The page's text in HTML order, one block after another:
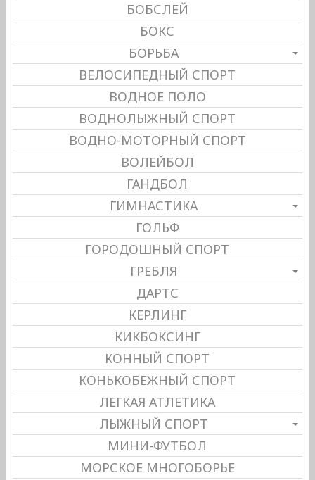
БОБСЛЕЙ
БОКС
БОРЬБА
ВЕЛОСИПЕДНЫЙ СПОРТ
ВОДНОЕ ПОЛО
ВОДНОЛЫЖНЫЙ СПОРТ
ВОДНО-МОТОРНЫЙ СПОРТ
ВОЛЕЙБОЛ
ГАНДБОЛ
ГИМНАСТИКА
ГОЛЬФ
ГОРОДОШНЫЙ СПОРТ
ГРЕБЛЯ
ДАРТС
КЕРЛИНГ
КИКБОКСИНГ
КОННЫЙ СПОРТ
КОНЬКОБЕЖНЫЙ СПОРТ
ЛЕГКАЯ АТЛЕТИКА
ЛЫЖНЫЙ СПОРТ
МИНИ-ФУТБОЛ
МОРСКОЕ МНОГОБОРЬЕ